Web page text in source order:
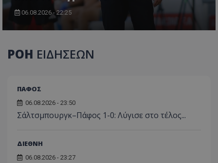
06.08.2026 - 22:25
ΡΟΗ ΕΙΔΗΣΕΩΝ
ΠΑΦΟΣ
06.08.2026 - 23:50
Σάλτσμπουργκ–Πάφος 1-0: Λύγισε στο τέλος...
ΔΙΕΘΝΗ
06.08.2026 - 23:27